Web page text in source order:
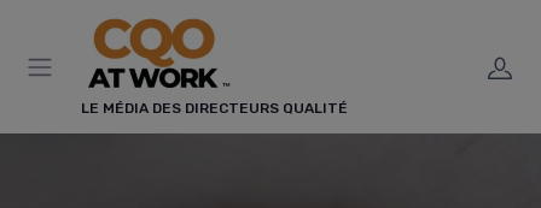
LE MÉDIA DES DIRECTEURS QUALITÉ
Panneau de gestion des cookies